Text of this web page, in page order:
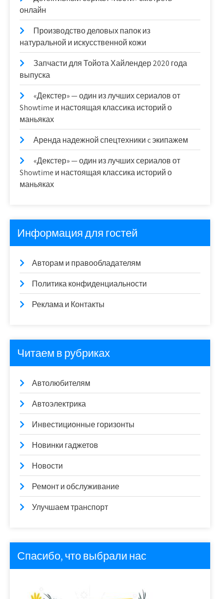
онлайн
Производство деловых папок из
натуральной и искусственной кожи
Запчасти для Тойота Хайлендер 2020 года
выпуска
«Декстер» — один из лучших сериалов от
Showtime и настоящая классика историй о
маньяках
Аренда надежной спецтехники c экипажем
«Декстер» — один из лучших сериалов от
Showtime и настоящая классика историй о
маньяках
Информация для гостей
Авторам и правообладателям
Политика конфиденциальности
Реклама и Контакты
Читаем в рубриках
Автолюбителям
Автоэлектрика
Инвестиционные горизонты
Новинки гаджетов
Новости
Ремонт и обслуживание
Улучшаем транспорт
Спасибо, что выбрали нас